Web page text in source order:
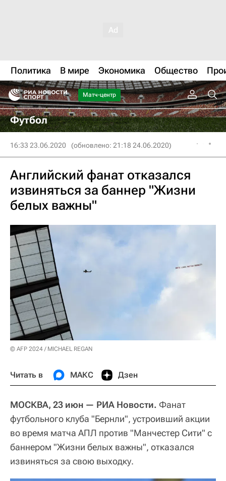
Политика В мире Экономика Общество
Матч-центр
Футбол
16:33 23.06.2020 (обновлено: 21:18 24.06.2020)
Английский фанат отказался
извиняться за баннер "Жизни
белых важны"
© AFP 2024 / MICHAEL REGAN
Читать в МАКС Дзен
МОСКВА, 23 июн — РИА Новости. Фанат
футбольного клуба "Бернли", устроивший акции
во время матча АПЛ против "Манчестер Сити" с
баннером "Жизни белых важны", отказался
извиняться за свою выходку.